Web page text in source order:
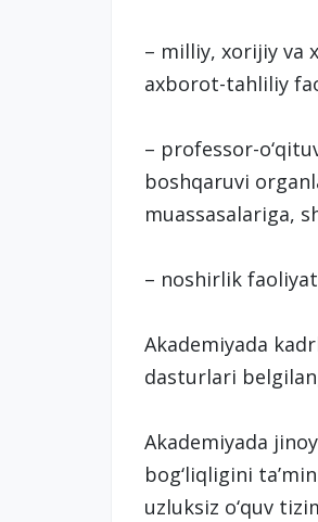
– milliy, xorijiy va
axborot-tahliliy
– professor-
boshqaruvi
muassasalariga,
– noshirlik
Akademiyada
dasturlari
Akademiyada
bog‘liqligini
uzluksiz o‘quv